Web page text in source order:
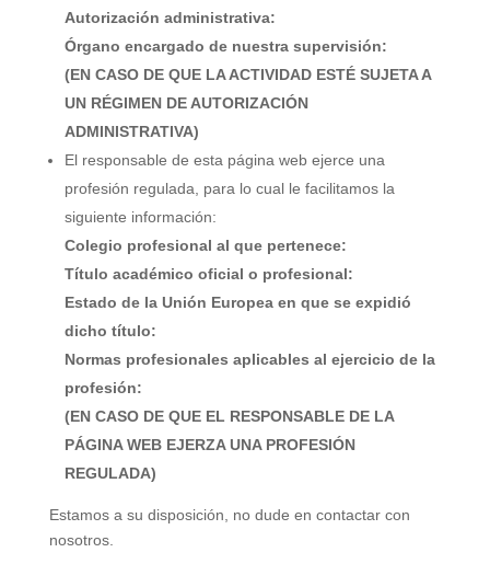
Autorización administrativa:
Órgano encargado de nuestra supervisión:
(EN CASO DE QUE LA ACTIVIDAD ESTÉ SUJETA A
UN RÉGIMEN DE AUTORIZACIÓN
ADMINISTRATIVA)
El responsable de esta página web ejerce una
profesión regulada, para lo cual le facilitamos la
siguiente información:
Colegio profesional al que pertenece:
Título académico oficial o profesional:
Estado de la Unión Europea en que se expidió
dicho título:
Normas profesionales aplicables al ejercicio de la
profesión:
(EN CASO DE QUE EL RESPONSABLE DE LA
PÁGINA WEB EJERZA UNA PROFESIÓN
REGULADA)
Estamos a su disposición, no dude en contactar con
nosotros.